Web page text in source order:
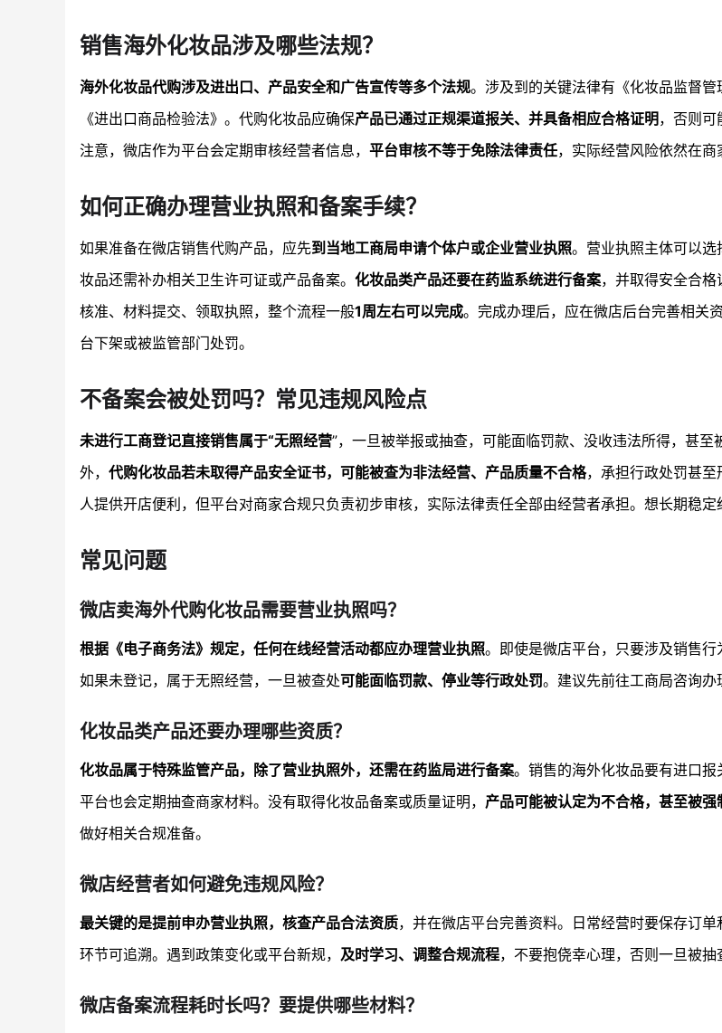
销售海外化妆品涉及哪些法规？
海外化妆品代购涉及进出口、产品安全和广告宣传等多个法规。涉及到的关键法律有《化妆品监督
《进出口商品检验法》。代购化妆品应确保产品已通过正规渠道报关、并具备相应合格证明 ，否则可
注意，微店作为平台会定期审核经营者信息， 平台审核不等于免除法律责任，实际经营风险依然在商
如何正确办理营业执照和备案手续？
如果准备在微店销售代购产品，应先到当地工商局申请个体户或企业营业执照。营业执照主体可以
妆品还需补办相关卫生许可证或产品备案。 化妆品类产品还要在药监系统进行备案，并取得安全合
核准、材料提交、领取执照，整个流程一般1周左右可以完成。完成办理后，应在微店后台完善相关
台下架或被监管部门处罚。
不备案会被处罚吗？常见违规风险点
未进行工商登记直接销售属于“无照经营”，一旦被举报或抽查，可能面临罚款、没收违法所得，甚至
外， 代购化妆品若未取得产品安全证书，可能被查为非法经营、产品质量不合格，承担行政处罚甚
人提供开店便利，但平台对商家合规只负责初步审核，实际法律责任全部由经营者承担。想长期稳定
常见问题
微店卖海外代购化妆品需要营业执照吗？
根据《电子商务法》规定，任何在线经营活动都应办理营业执照。即使是微店平台，只要涉及销售行
如果未登记，属于无照经营，一旦被查处可能面临罚款、停业等行政处罚。建议先前往工商局咨询办
化妆品类产品还要办理哪些资质？
化妆品属于特殊监管产品，除了营业执照外，还需在药监局进行备案。销售的海外化妆品要有进口
平台也会定期抽查商家材料。没有取得化妆品备案或质量证明， 产品可能被认定为不合格，甚至被
做好相关合规准备。
微店经营者如何避免违规风险？
最关键的是提前申办营业执照，核查产品合法资质，并在微店平台完善资料。日常经营时要保存订
环节可追溯。遇到政策变化或平台新规， 及时学习、调整合规流程，不要抱侥幸心理，否则一旦被抽
微店备案流程耗时长吗？要提供哪些材料？